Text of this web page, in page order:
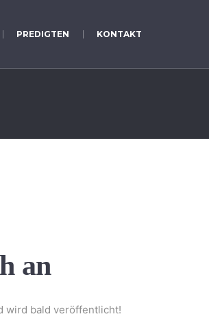
PREDIGTEN KONTAKT
an
wird bald veröffentlicht!